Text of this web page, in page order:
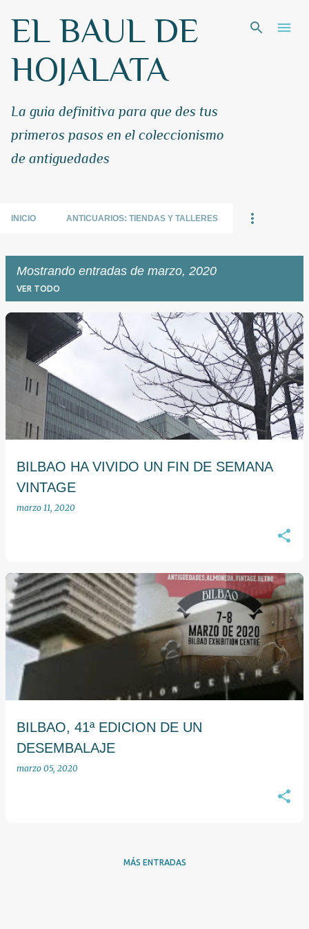
Ir al contenido principal
EL BAUL DE
HOJALATA
La guia definitiva para que des tus
primeros pasos en el coleccionismo
de antiguedades
INICIO ANTICUARIOS: TIENDAS Y TALLERES
Mostrando entradas de marzo, 2020
VER TODO
n
BILBAO HA VIVIDO UN FIN DE SEMANA
VINTAGE
marzo 11, 2020
BILBAO, 41ª EDICION DE UN
DESEMBALAJE
marzo 05, 2020
MÁS ENTRADAS